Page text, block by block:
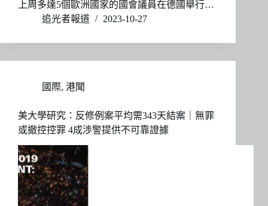
上周多達5個歐洲國家的國會議員在德國舉行…
追光者報道
2023-10-27
國際, 港聞
美大學研究：反修例案平均需343天結案｜無罪
或撤控控罪 4成涉警提供不可靠證據